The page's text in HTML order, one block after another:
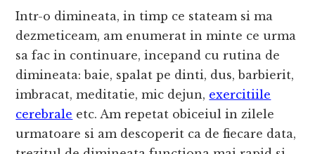
Intr-o dimineata, in timp ce stateam si ma
dezmeticeam, am enumerat in minte ce urma
sa fac in continuare, incepand cu rutina de
dimineata: baie, spalat pe dinti, dus, barbierit,
imbracat, meditatie, mic dejun, exercitiile
cerebrale etc. Am repetat obiceiul in zilele
urmatoare si am descoperit ca de fiecare data,